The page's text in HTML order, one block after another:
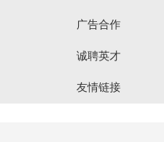
广告合作
诚聘英才
友情链接